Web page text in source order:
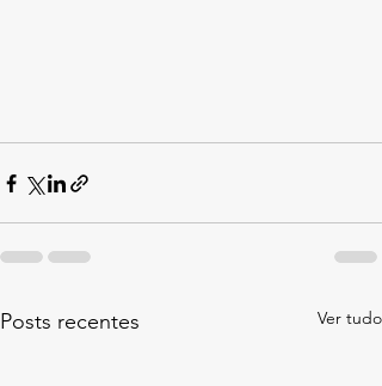
Posts recentes Ver tudo